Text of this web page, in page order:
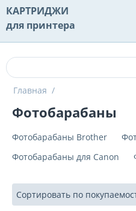
КАРТРИДЖИ
для принтера
Главная /
Фотобарабаны
Фотобарабаны Brother
Фотобарабаны для Canon
Сортировать по